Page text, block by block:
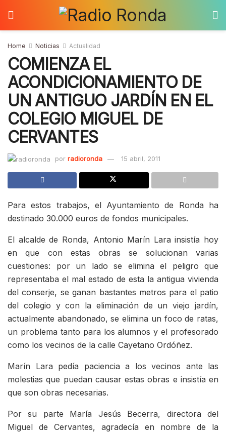
Home Noticias Actualidad
COMIENZA EL
ACONDICIONAMIENTO DE
UN ANTIGUO JARDÍN EN EL
COLEGIO MIGUEL DE
CERVANTES
por radioronda 15 abril, 2011
Para estos trabajos, el Ayuntamiento de Ronda ha
destinado 30.000 euros de fondos municipales.
El alcalde de Ronda, Antonio Marín Lara insistía hoy
en que con estas obras se solucionan varias
cuestiones: por un lado se elimina el peligro que
representaba el mal estado de esta la antigua vivienda
del conserje, se ganan bastantes metros para el patio
del colegio y con la eliminación de un viejo jardín,
actualmente abandonado, se elimina un foco de ratas,
un problema tanto para los alumnos y el profesorado
como los vecinos de la calle Cayetano Ordóñez.
Marín Lara pedía paciencia a los vecinos ante las
molestias que puedan causar estas obras e insistía en
que son obras necesarias.
Por su parte María Jesús Becerra, directora del
Miguel de Cervantes, agradecía en nombre de la